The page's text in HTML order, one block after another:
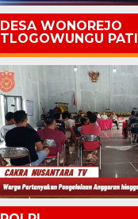
DESA WONOREJO
TLOGOWUNGU PATI